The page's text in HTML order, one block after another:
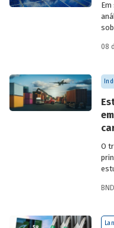
08
O